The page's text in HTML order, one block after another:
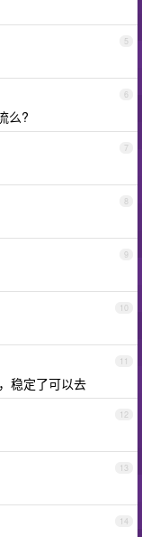
5
6
么?
7
8
9
10
11
稳定了可以去
12
13
14